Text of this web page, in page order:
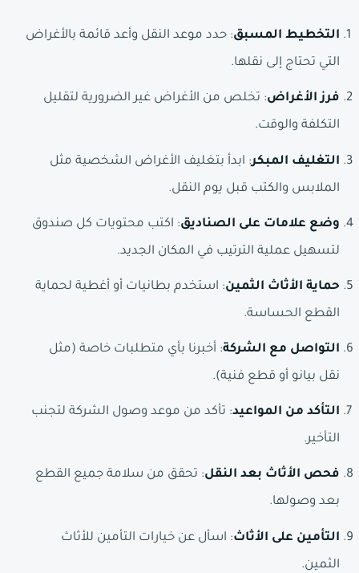
التخطيط المسبق: حدد موعد النقل وأعد قائمة بالأغراض
التي تحتاج إلى نقلها.
فرز الأغراض: تخلص من الأغراض غير الضرورية لتقليل
التكلفة والوقت.
التغليف المبكر: ابدأ بتغليف الأغراض الشخصية مثل
الملابس والكتب قبل يوم النقل.
وضع علامات على الصناديق: اكتب محتويات كل صندوق
لتسهيل عملية الترتيب في المكان الجديد.
حماية الأثاث الثمين: استخدم بطانيات أو أغطية لحماية
القطع الحساسة.
التواصل مع الشركة: أخبرنا بأي متطلبات خاصة (مثل
نقل بيانو أو قطع فنية).
التأكد من المواعيد: تأكد من موعد وصول الشركة لتجنب
التأخير.
فحص الأثاث بعد النقل: تحقق من سلامة جميع القطع
بعد وصولها.
التأمين على الأثاث: اسأل عن خيارات التأمين للأثاث
الثمين.